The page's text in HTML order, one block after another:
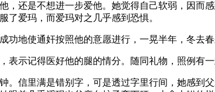
，还是不想进一步爱他。她觉得自己软弱，因
了爱玛，而爱玛对之几乎感到恐惧。
功地使通奸按照他的意愿进行，一晃半年，冬去
表示记得医好他的腿的情分。随同礼物，照例有一
。信里满是错别字，可是透过字里行间，她感